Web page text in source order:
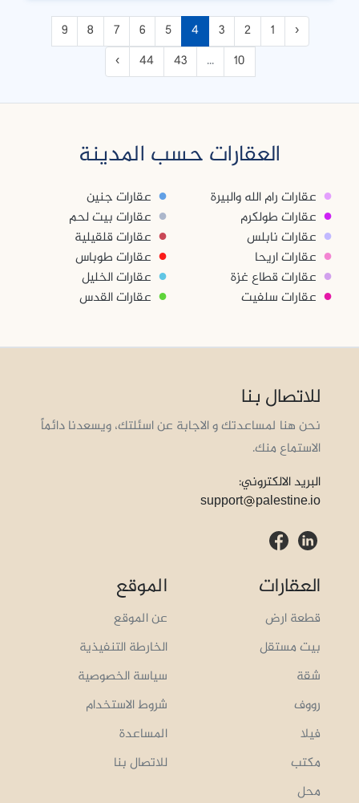
‹
1
2
3
4
5
6
7
8
9
10
...
43
44
›
العقارات حسب المدينة
● عقارات رام الله والبيرة ● عقارات جنين
● عقارات طولكرم ● عقارات بيت لحم
● عقارات نابلس ● عقارات قلقيلية
● عقارات اريحا ● عقارات طوباس
● عقارات قطاع غزة ● عقارات الخليل
● عقارات سلفيت ● عقارات القدس
للاتصال بنا
نحن هنا لمساعدتك و الاجابة عن اسئلتك، ويسعدنا دائماً
الاستماع منك.
البريد الالكتروني:
support
palestine.io
العقارات
قطعة ارض
بيت مستقل
شقة
رووف
فيلا
مكتب
محل
الموقع
عن الموقع
الخارطة التنفيذية
سياسة الخصوصية
شروط الاستخدام
المساعدة
للاتصال بنا